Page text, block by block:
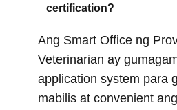
certification?
Ang Smart Office ng
Veterinarian ay
application system para
mabilis at convenient